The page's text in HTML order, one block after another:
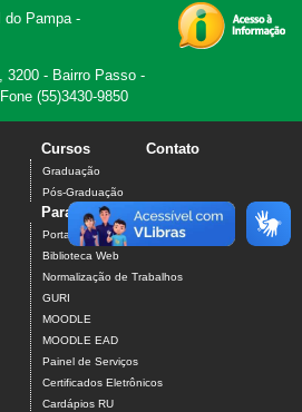
do Pampa -
3200 - Bairro Passo -
(55)3430-9850
Cursos
Graduação
Pós-Graduação
Contato
Para estudantes
Portal do Aluno
Biblioteca Web
Normalização de Trabalhos
GURI
MOODLE
MOODLE EAD
Painel de Serviços
Certificados Eletrônicos
Cardápios RU